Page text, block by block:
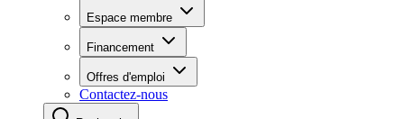
Espace membre
Financement
Offres d'emploi
Contactez-nous